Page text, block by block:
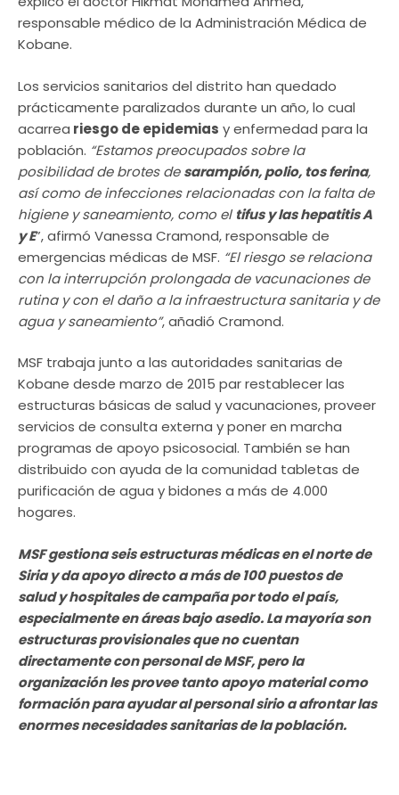
responsable médico de la Administración Médica de
Kobane.
Los servicios sanitarios del distrito han quedado
prácticamente paralizados durante un año, lo cual
acarrea riesgo de epidemias y enfermedad para la
población. “Estamos preocupados sobre la
posibilidad de brotes desarampión, polio, tos ferina,
así como de infecciones relacionadas con la falta de
higiene y saneamiento, como eltifus y las hepatitis A
y E”, afirmó Vanessa Cramond, responsable de
emergencias médicas de MSF. “El riesgo se relaciona
con la interrupción prolongada de vacunaciones de
rutina y con el daño a la infraestructura sanitaria y de
agua y saneamiento”, añadió Cramond.
MSF trabaja junto a las autoridades sanitarias de
Kobane desde marzo de 2015 par restablecer las
estructuras básicas de salud y vacunaciones, proveer
servicios de consulta externa y poner en marcha
programas de apoyo psicosocial. También se han
distribuido con ayuda de la comunidad tabletas de
purificación de agua y bidones a más de 4.000
hogares.
MSF gestiona seis estructuras médicas en el norte de
Siria y da apoyo directo a más de 100 puestos de
salud y hospitales de campaña por todo el país,
especialmente en áreas bajo asedio. La mayoría son
estructuras provisionales que no cuentan
directamente con personal de MSF, pero la
organización les provee tanto apoyo material como
formación para ayudar al personal sirio a afrontar las
enormes necesidades sanitarias de la población.